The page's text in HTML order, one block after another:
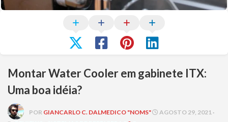
Montar Water Cooler em gabinete ITX:
Uma boa idéia?
POR GIANCARLO C. DALMEDICO "NOMS"
AGOSTO 29, 2021 ·